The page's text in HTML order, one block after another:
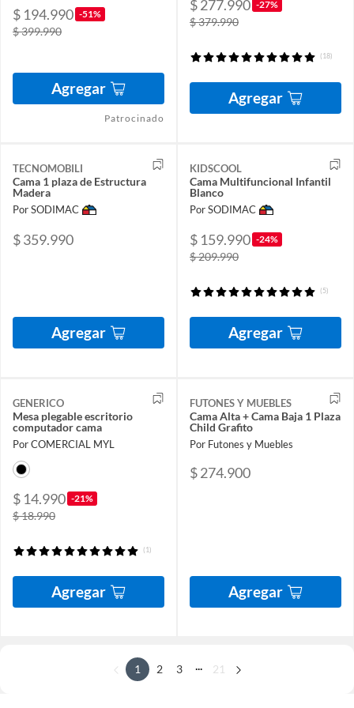
$ 194.990 -51%
$ 399.990
Agregar
Patrocinado
$ 277.990 -27%
$ 379.990
(18)
Agregar
TECNOMOBILI
Cama 1 plaza de Estructura
Madera
Por SODIMAC
$ 359.990
Agregar
KIDSCOOL
Cama Multifuncional Infantil
Blanco
Por SODIMAC
$ 159.990 -24%
$ 209.990
(5)
Agregar
GENERICO
Mesa plegable escritorio
computador cama
Por COMERCIAL MYL
$ 14.990 -21%
$ 18.990
(1)
Agregar
FUTONES Y MUEBLES
Cama Alta + Cama Baja 1 Plaza
Child Grafito
Por Futones y Muebles
$ 274.900
Agregar
1 2 3 ... 21